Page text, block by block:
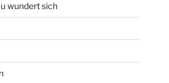
wundert sich